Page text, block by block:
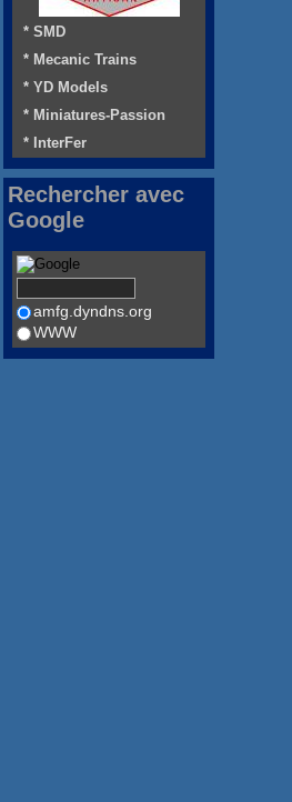
* SMD
* Mecanic Trains
* YD Models
* Miniatures-Passion
* InterFer
Rechercher avec
Google
amfg.dyndns.org
WWW